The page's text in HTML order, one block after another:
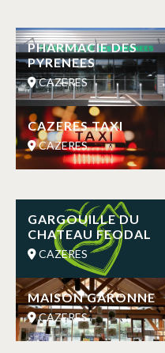
PHARMACIE DES
PYRENEES
CAZERES
CAZERES TAXI
CAZERES
GARGOUILLE DU
CHATEAU FEODAL
CAZERES
MAISON GARONNE
CAZERES